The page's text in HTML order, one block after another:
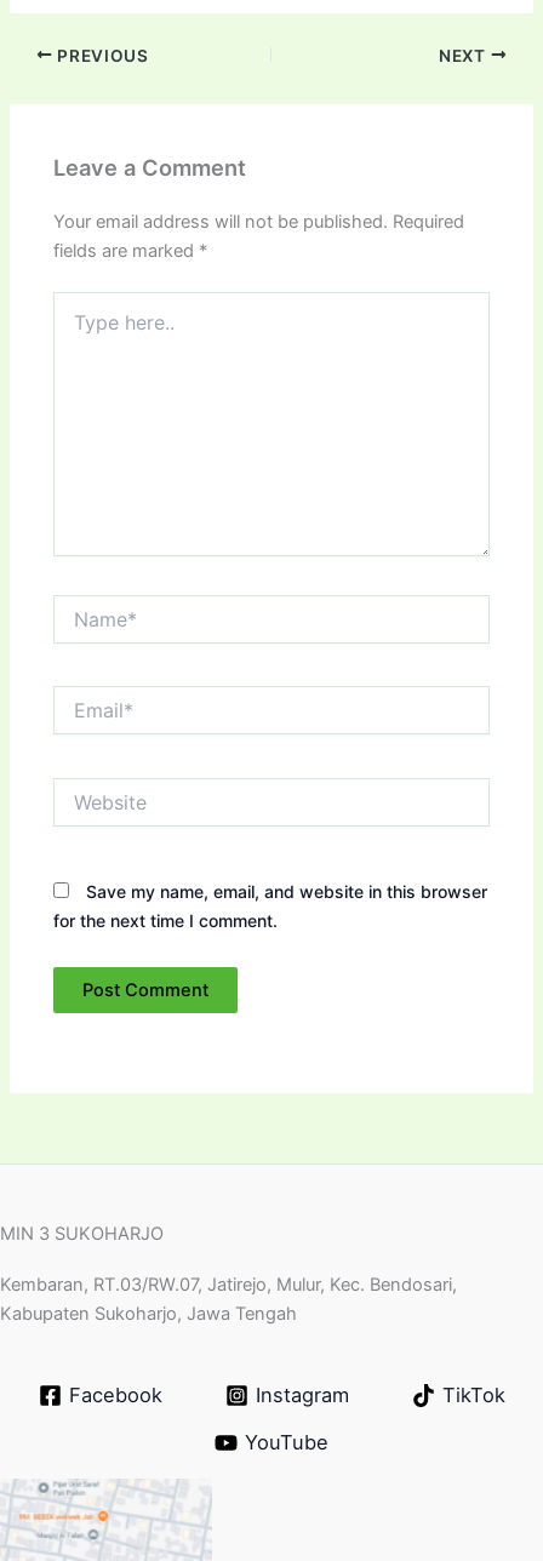
PREVIOUS NEXT
Leave a Comment
Your email address will not be published. Required
fields are marked *
here..
Save my name, email, and website in this browser
for the next time I comment.
MIN 3 SUKOHARJO
Kembaran, RT.03/RW.07, Jatirejo, Mulur, Kec. Bendosari,
Kabupaten Sukoharjo, Jawa Tengah
Facebook Instagram
TikTok
YouTube